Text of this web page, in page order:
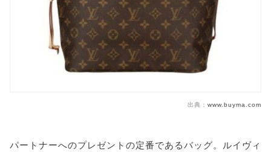
出典： www.buyma.com
パートナーへのプレゼントの定番であるバッグ。ルイヴィ